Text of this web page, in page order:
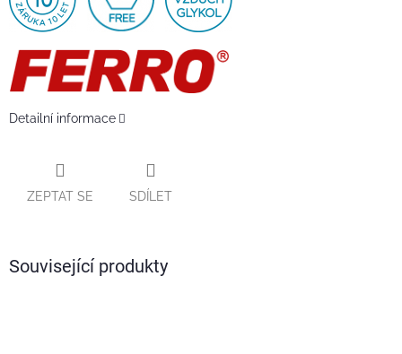
Detailní informace
ZEPTAT SE SDÍLET
Související produkty